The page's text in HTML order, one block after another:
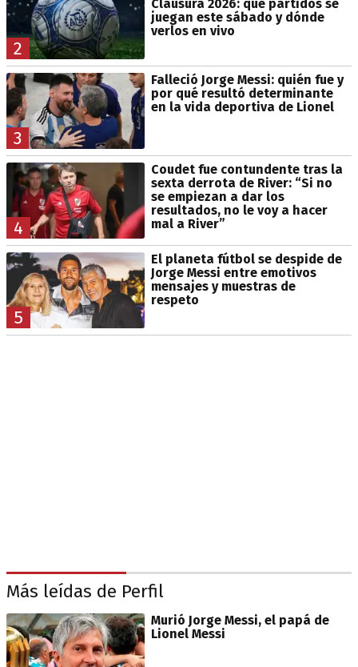
2
Clausura 2026: qué partidos se
juegan este sábado y dónde
verlos en vivo
3
Falleció Jorge Messi: quién fue y
por qué resultó determinante
en la vida deportiva de Lionel
4
Coudet fue contundente tras la
sexta derrota de River: “Si no
se empiezan a dar los
resultados, no le voy a hacer
mal a River”
5
El planeta fútbol se despide de
Jorge Messi entre emotivos
mensajes y muestras de
respeto
Más leídas de Perfil
Murió Jorge Messi, el papá de
Lionel Messi